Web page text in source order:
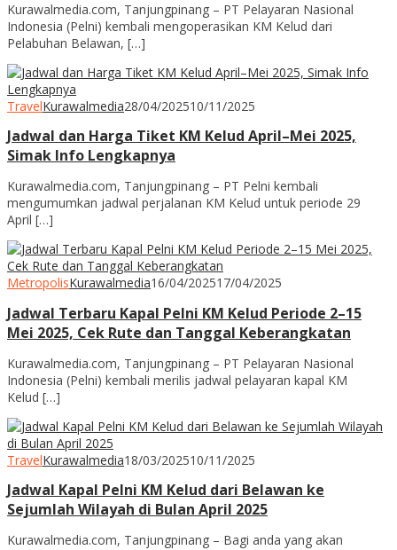
Kurawalmedia.com, Tanjungpinang – PT Pelayaran Nasional
Indonesia (Pelni) kembali mengoperasikan KM Kelud dari
Pelabuhan Belawan, […]
TravelKurawalmedia28/04/202510/11/2025
Jadwal dan Harga Tiket KM Kelud April–Mei 2025,
Simak Info Lengkapnya
Kurawalmedia.com, Tanjungpinang – PT Pelni kembali
mengumumkan jadwal perjalanan KM Kelud untuk periode 29
April […]
MetropolisKurawalmedia16/04/202517/04/2025
Jadwal Terbaru Kapal Pelni KM Kelud Periode 2–15
Mei 2025, Cek Rute dan Tanggal Keberangkatan
Kurawalmedia.com, Tanjungpinang – PT Pelayaran Nasional
Indonesia (Pelni) kembali merilis jadwal pelayaran kapal KM
Kelud […]
TravelKurawalmedia18/03/202510/11/2025
Jadwal Kapal Pelni KM Kelud dari Belawan ke
Sejumlah Wilayah di Bulan April 2025
Kurawalmedia.com, Tanjungpinang – Bagi anda yang akan